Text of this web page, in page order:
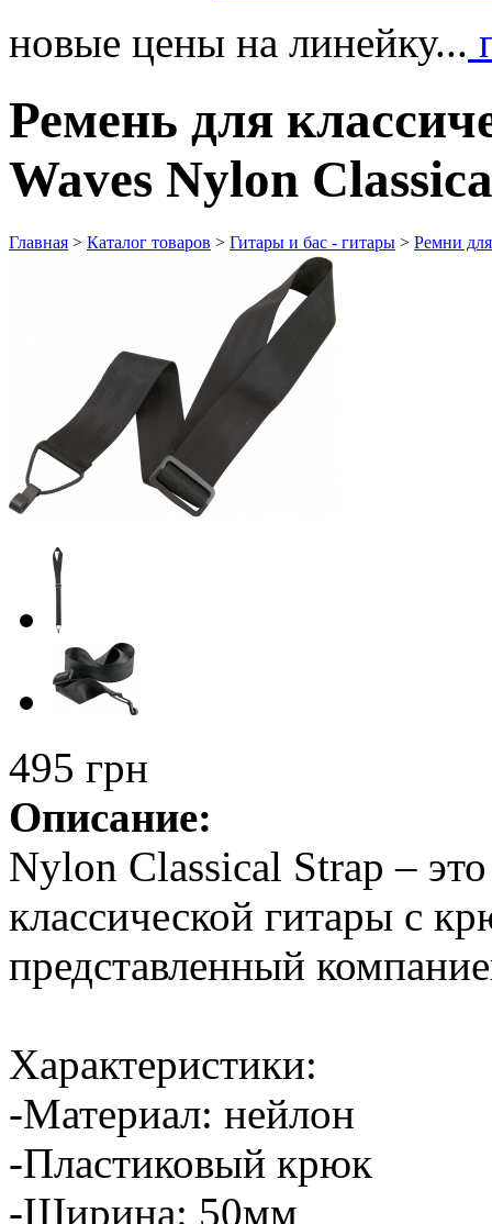
новые цены на линейку...
Ремень для
Waves Nylon
Главная > Каталог товаров > Гитары и бас - гитары > Ремни
495 грн
Описание:
Nylon Classical Strap –
классической гитары c
представленный
Характеристики:
-Материал: нейлон
-Пластиковый крюк
-Ширина: 50мм